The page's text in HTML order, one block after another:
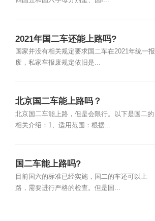
2021年国二车还能上路吗?
国家并没有相关规定要求国二车在2021年统一报
废，私家车报废规定依旧是...
北京国二车能上路吗？
北京国二车能上路，但是会限行。以下是国二的
相关介绍：1、适用范围：根据...
国二车能上路吗?
目前国六的标准已经实施，国二的车还可以上
路，需要进行严格的检查。但是国...